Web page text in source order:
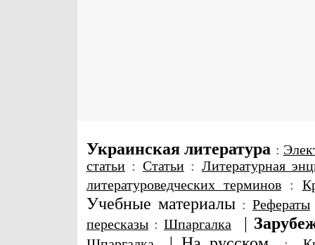
Украинская литература :
статьи : Статьи: Литературная
литературоведческих терминов:
Учебные материалы : Рефераты
пересказы : Шпаргалка |